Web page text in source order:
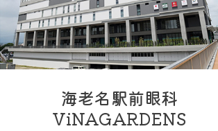
海老名駅前眼科
ViNAGARDENS